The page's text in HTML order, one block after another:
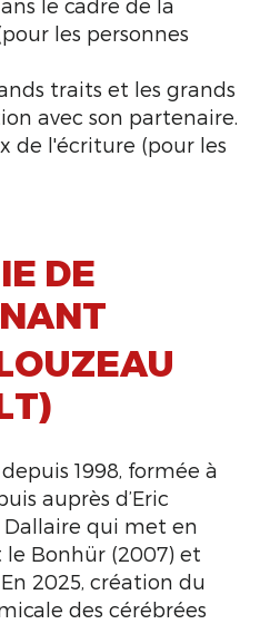
le cadre de la
les personnes
traits et les grands
avec son partenaire.
de l'écriture (pour les
DE
1998, formée à
auprès d’Eric
qui met en
le Bonhür (2007) et
En 2025, création du
des cérébrées